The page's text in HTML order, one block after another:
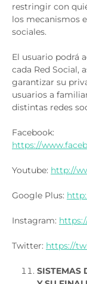
restringir con
los mecanismos
sociales.
El usuario podrá
cada Red Social,
garantizar su
usuarios a
distintas redes
Facebook:
https://
Youtube: http://
Google Plus:
Instagram:
Twitter: https://
SISTEMAS